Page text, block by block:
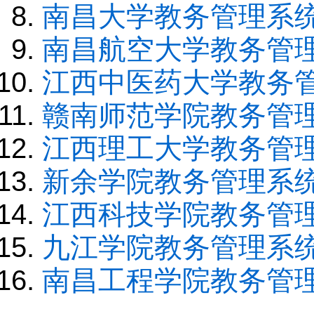
南昌大学教务管理系
南昌航空大学教务管
江西中医药大学教务
赣南师范学院教务管
江西理工大学教务管
新余学院教务管理系
江西科技学院教务管
九江学院教务管理系
南昌工程学院教务管